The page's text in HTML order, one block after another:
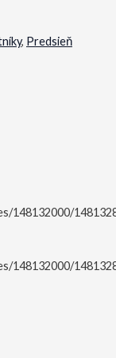
, Predsieň
148132000/
148132000/